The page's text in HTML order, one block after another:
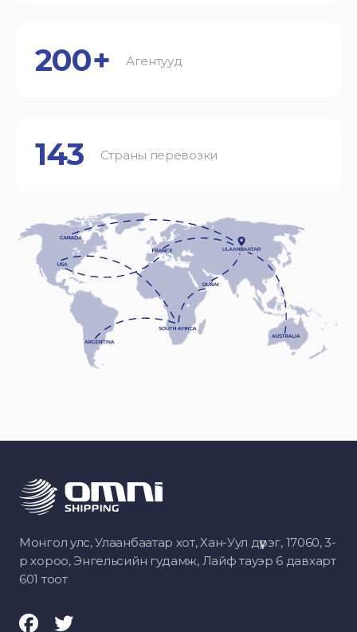
200+ Агентууд
143 Страны перевозки
Монгол улс, Улаанбаатар хот, Хан-Уул дүүрэг, 17060, 3-
р хороо, Энгельсийн гудамж, Лайф тауэр 6 давхарт
601 тоот